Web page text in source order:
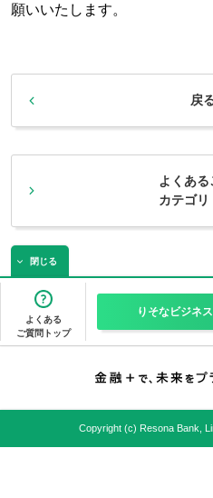
願いいたします。
戻
よくある
カテゴリ
閉じる
よくある
ご質問トップ
りそなビジネ
Copyright (c) Resona Bank,